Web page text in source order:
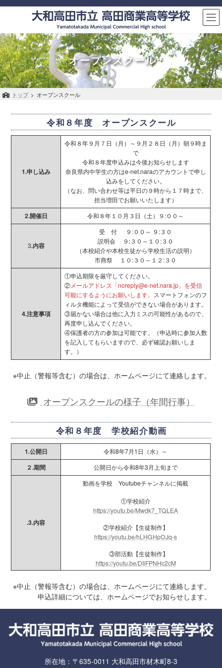
コ
ン
ツ
へ
ス
キ
ッ
プ
ナ
ー
シ
ョ
ン
に
移
動
オープンスクール
トップ > オープンスクール
令和８年度 オープンスクール
1.申し込み
令和８年９月７日（月）～９月２８日（月）朝９時ま
で
令和８年度申込みは今後お知らせします
奈良県内中学生の方はe-net.naraのアカウントで申し
込みをしてください。
（なお、問い合わせ等は平日の９時から１７時まで、
担当増田でお願いいたします）
2.開催日 令和８年１０月３日（土）９:００～
3.内容
受 付 ９:００～ ９:３０
説明会 ９:３０～１０:３０
（本校紹介や本校生徒から学校生活の説明）
市商祭 １０:３０～１２:３０
4.注意事項
①申込期限を厳守してください。
②メールアドレス「noreply@e-net.nara.jp」を受信
可能にするようにお願いします。
スマートフォンのフ
ィルタ機能によって受信ができない場合があります。
③届かない場合は他に入力ミスの可能性があるので、
再度申し込んでください。
④保護者の方の参加は可能です。（申込時に参加人数
を記入してもらいますので、必ず確認お願いしま
す。）
※中止（警報等含む）の場合は、ホームページにて連絡します。
オープンスクールの様子（年間行事）
令和８年度 学校紹介動画
1.公開日 令和8年7月1日（水）～
２.期間 公開日から令和8年3月上旬まで
.3.内容
動画を学校 Youtubeチャンネルに掲載
①学校紹介
https://youtu.be/Mwdk7_TQLEA
②学校紹介【生徒制作】
https://youtu.be/hLHGHpOJq-s
③部活動【生徒制作】
https://youtu.be/DIiFPNHc2cM
※中止（警報等含む）の場合は、ホームページにて連絡します。
申込詳細については、ホームページでお知らせします。
所在地：〒635-0011 大和高田市材木町8-3